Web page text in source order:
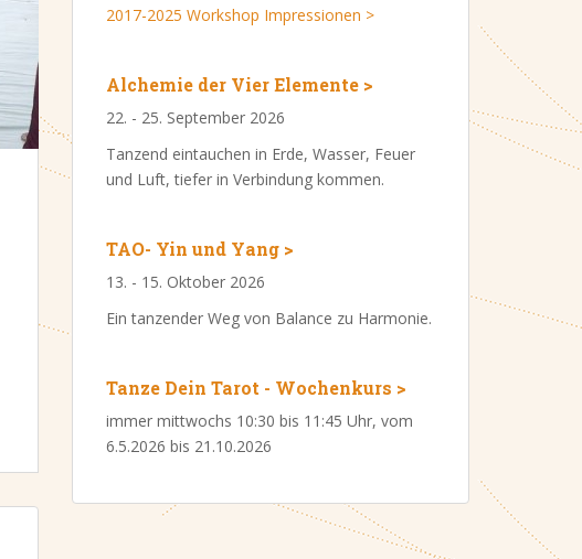
2017-2025 Workshop Impressionen >
Alchemie der Vier Elemente >
22. - 25. September 2026
Tanzend eintauchen in Erde, Wasser, Feuer
und Luft, tiefer in Verbindung kommen.
TAO- Yin und Yang >
13. - 15. Oktober 2026
Ein tanzender Weg von Balance zu Harmonie.
Tanze Dein Tarot - Wochenkurs >
immer mittwochs 10:30 bis 11:45 Uhr, vom
6.5.2026 bis 21.10.2026